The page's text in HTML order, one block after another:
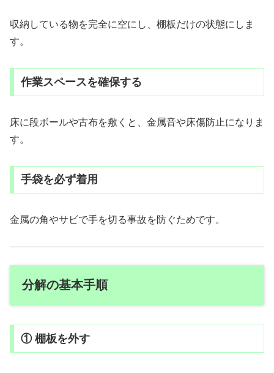
収納している物を完全に空にし、棚板だけの状態にしま
す。
作業スペースを確保する
床に段ボールや古布を敷くと、金属音や床傷防止になりま
す。
手袋を必ず着用
金属の角やサビで手を切る事故を防ぐためです。
分解の基本手順
① 棚板を外す